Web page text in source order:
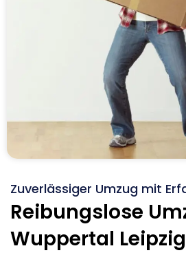
Zuverlässiger Umzug mit
Reibungslose
Wuppertal Leipzig